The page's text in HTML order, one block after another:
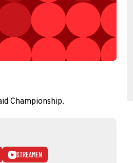
Championship.
STREAMEN